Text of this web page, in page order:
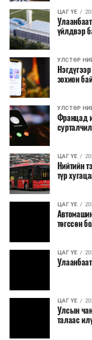
ЦАГ ҮЕ
үйлдвэр
УЛСТӨР
зохион
УЛСТӨР
Францад
ЦАГ ҮЕ
Нийтийн
түр
ЦАГ ҮЕ
төгссөн
ЦАГ ҮЕ
ЦАГ ҮЕ
Улсын
талаас